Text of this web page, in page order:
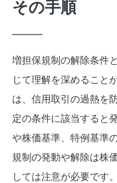
その手順
増担保規制の解除条件
じて理解を深めること
は、信用取引の過熱を
定の条件に該当すると
や株価基準、特例基準
規制の発動や解除は株
しては注意が必要です